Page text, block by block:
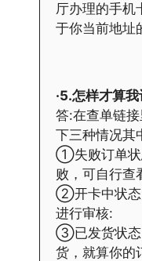
厅办理的手机
于你当前地址
·5.怎样才算
答:在查单链
下三种情况其
①失败订单状
败，可自行查
②开卡中状态
进行审核:
③已发货状态
货，就算你的